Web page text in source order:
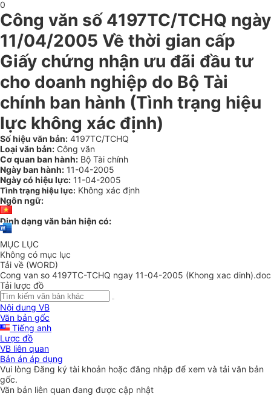
0
Công văn số 4197TC/TCHQ ngày
11/04/2005 Về thời gian cấp
Giấy chứng nhận ưu đãi đầu tư
cho doanh nghiệp do Bộ Tài
chính ban hành (Tình trạng hiệu
lực không xác định)
Số hiệu văn bản: 4197TC/TCHQ
Loại văn bản: Công văn
Cơ quan ban hành: Bộ Tài chính
Ngày ban hành: 11-04-2005
Ngày có hiệu lực: 11-04-2005
Tình trạng hiệu lực: Không xác định
Ngôn ngữ:
Định dạng văn bản hiện có:
MỤC LỤC
Không có mục lục
Tải về (WORD)
Cong van so 4197TC-TCHQ ngay 11-04-2005 (Khong xac dinh).doc
Tải lược đồ
Nội dung VB
Văn bản gốc
Tiếng anh
Lược đồ
VB liên quan
Bản án áp dụng
Vui lòngĐăng ký tài khoản hoặc đăng nhập để xem và tải văn bản
gốc.
Văn bản liên quan đang được cập nhật